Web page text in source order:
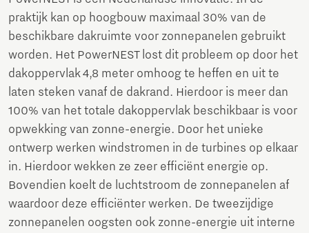
praktijk kan op hoogbouw maximaal 30% van de
beschikbare dakruimte voor zonnepanelen gebruikt
worden. Het PowerNEST lost dit probleem op door het
dakoppervlak 4,8 meter omhoog te heffen en uit te
laten steken vanaf de dakrand. Hierdoor is meer dan
100% van het totale dakoppervlak beschikbaar is voor
opwekking van zonne-energie. Door het unieke
ontwerp werken windstromen in de turbines op elkaar
in. Hierdoor wekken ze zeer efficiënt energie op.
Bovendien koelt de luchtstroom de zonnepanelen af
waardoor deze efficiënter werken. De tweezijdige
zonnepanelen oogsten ook zonne-energie uit interne